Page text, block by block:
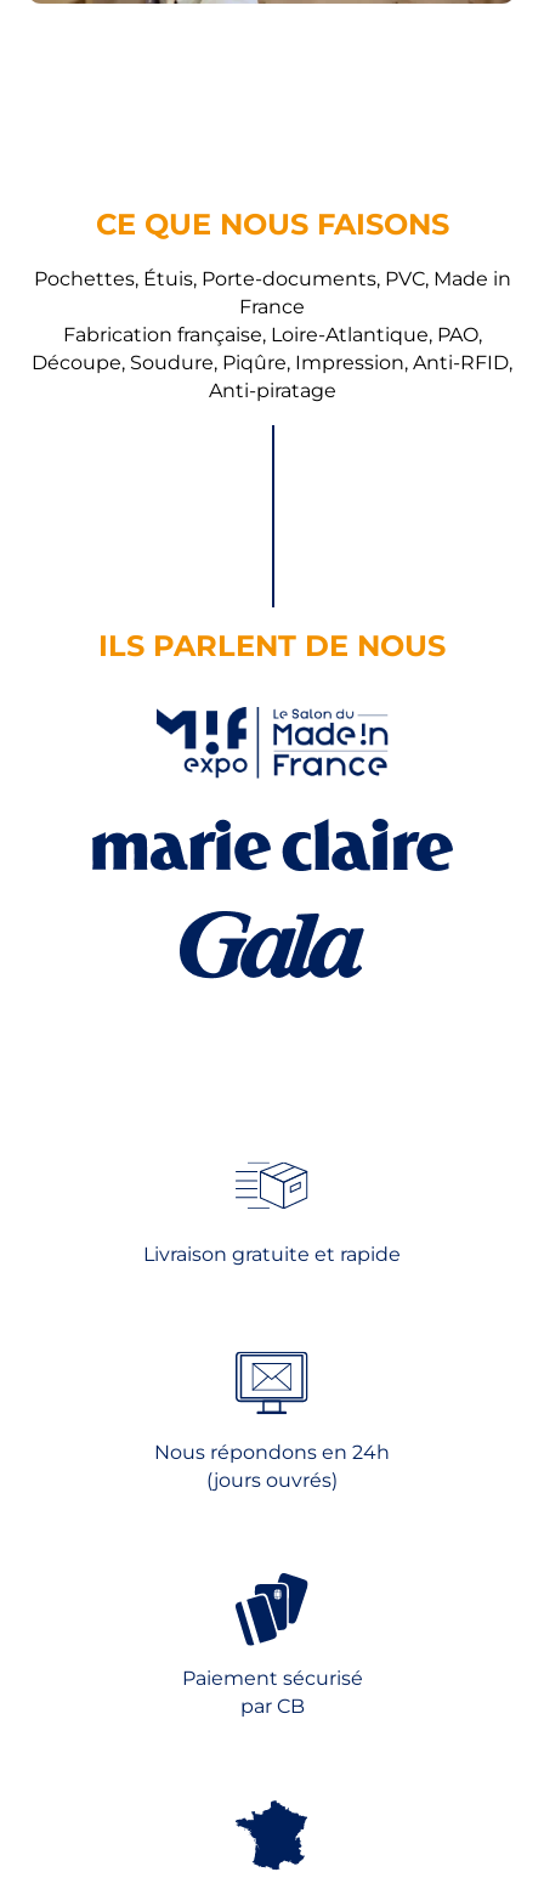
CE QUE NOUS FAISONS
Pochettes, Étuis, Porte-documents, PVC, Made in
France
Fabrication française, Loire-Atlantique, PAO,
Découpe, Soudure, Piqûre, Impression, Anti-RFID,
Anti-piratage
ILS PARLENT DE NOUS
Livraison gratuite et rapide
Nous répondons en 24h
(jours ouvrés)
Paiement sécurisé
par CB